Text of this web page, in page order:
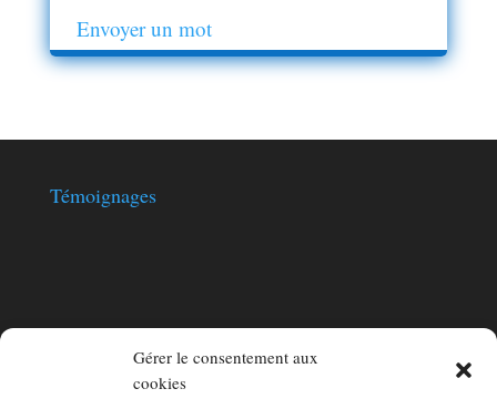
Gérer le consentement aux
cookies
Envoyer un mot
Témoignages